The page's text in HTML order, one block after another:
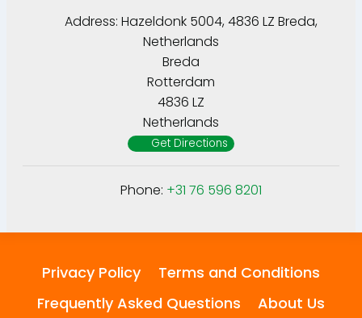
Address: Hazeldonk 5004, 4836 LZ Breda,
Netherlands
Breda
Rotterdam
4836 LZ
Netherlands
Get Directions
Phone: +31 76 596 8201
Privacy Policy
Terms and Conditions
Frequently Asked Questions
About Us